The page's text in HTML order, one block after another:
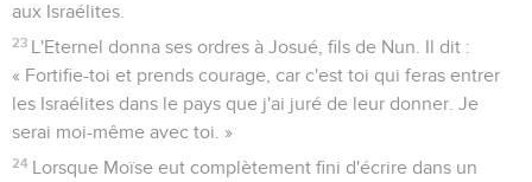
aux Israélites.
23 L'Eternel donna ses ordres à Josué, fils de Nun. Il dit :
« Fortifie-toi et prends courage, car c'est toi qui feras entrer
les Israélites dans le pays que j'ai juré de leur donner. Je
serai moi-même avec toi. »
24 Lorsque Moïse eut complètement fini d'écrire dans un